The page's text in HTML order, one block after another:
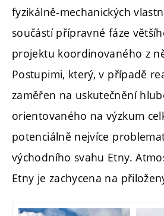
fyzikálně-mechanických
součástí přípravné fáze
projektu koordinovaného z
Postupimi, který, v případě
zaměřen na uskutečnění
orientovaného na výzkum
potenciálně nejvíce
východního svahu Etny.
Etny je zachycena na